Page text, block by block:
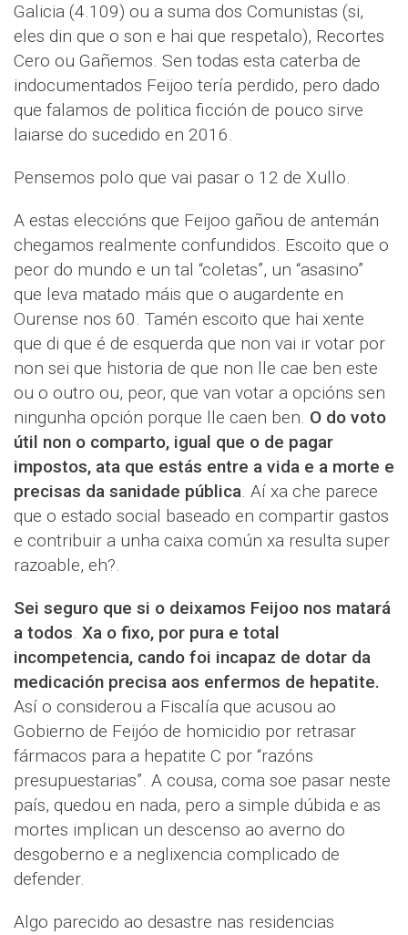
Galicia (4.109) ou a suma dos Comunistas (si,
eles din que o son e hai que respetalo), Recortes
Cero ou Gañemos. Sen todas esta caterba de
indocumentados Feijoo tería perdido, pero dado
que falamos de politica ficción de pouco sirve
laiarse do sucedido en 2016.
Pensemos polo que vai pasar o 12 de Xullo.
A estas eleccións que Feijoo gañou de antemán
chegamos realmente confundidos. Escoito que o
peor do mundo e un tal “coletas”, un “asasino”
que leva matado máis que o augardente en
Ourense nos 60. Tamén escoito que hai xente
que di que é de esquerda que non vai ir votar por
non sei que historia de que non lle cae ben este
ou o outro ou, peor, que van votar a opcións sen
ningunha opción porque lle caen ben. O do voto
útil non o comparto, igual que o de pagar
impostos, ata que estás entre a vida e a morte e
precisas da sanidade pública. Aí xa che parece
que o estado social baseado en compartir gastos
e contribuir a unha caixa común xa resulta super
razoable, eh?.
Sei seguro que si o deixamos Feijoo nos matará
a todos. Xa o fixo, por pura e total
incompetencia, cando foi incapaz de dotar da
medicación precisa aos enfermos de hepatite.
Así o considerou a Fiscalía que acusou ao
Gobierno de Feijóo de homicidio por retrasar
fármacos para a hepatite C por “razóns
presupuestarias”. A cousa, coma soe pasar neste
país, quedou en nada, pero a simple dúbida e as
mortes implican un descenso ao averno do
desgoberno e a neglixencia complicado de
defender.
Algo parecido ao desastre nas residencias